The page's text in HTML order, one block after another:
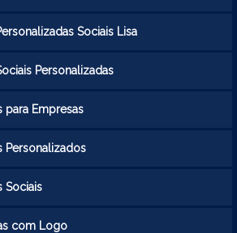
Sociais Lisa
Personalizadas
para Empresas
Personalizados
Sociais
com Logo